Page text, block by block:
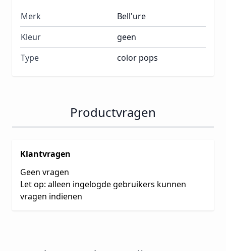
Merk
Bell'ure
Kleur
geen
Type
color pops
Productvragen
Klantvragen
Geen vragen
Let op: alleen ingelogde gebruikers kunnen
vragen indienen